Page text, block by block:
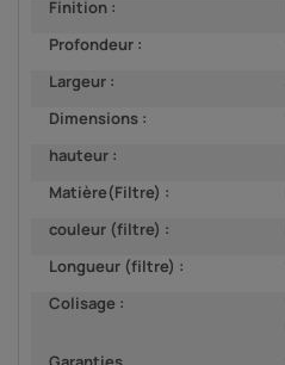
Finition :
Profondeur :
Largeur :
Dimensions :
hauteur :
Matière(Filtre) :
couleur (filtre) :
Longueur (filtre) :
Colisage :